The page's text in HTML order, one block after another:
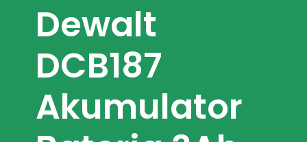
Dewalt
DCB187
Akumulator